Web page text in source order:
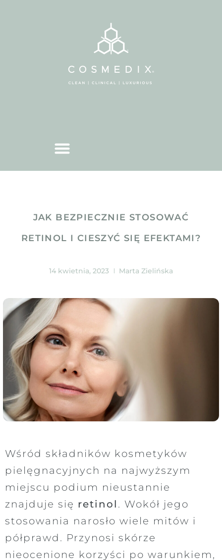
JAK BEZPIECZNIE STOSOWAĆ
RETINOL I CIESZYĆ SIĘ EFEKTAMI?
14 kwietnia, 2023 Marta Zielińska
Wśród składników kosmetyków
pielęgnacyjnych na najwyższym
miejscu podium nieustannie
znajduje się retinol . Wokół jego
stosowania narosło wiele mitów i
półprawd. Przynosi skórze
nieocenione korzyści po warunkiem,